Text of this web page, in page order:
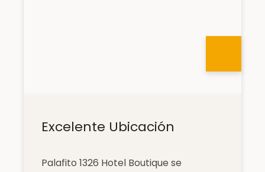
Excelente Ubicación
Palafito 1326 Hotel Boutique se